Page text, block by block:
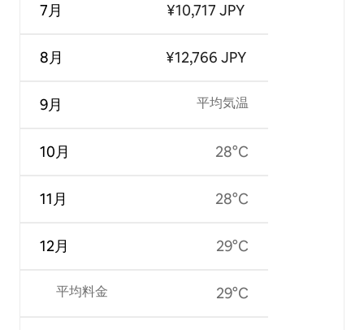
7月
8月
9月
10月
11月
12月
平均料金
¥10,717 JPY
¥12,766 JPY
平均気温
28°C
28°C
29°C
29°C